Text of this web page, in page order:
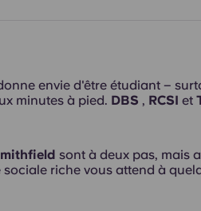
envie d'être étudiant –
minutes à pied. DBS , RCSI et
sont à deux pas, mais
riche vous attend à